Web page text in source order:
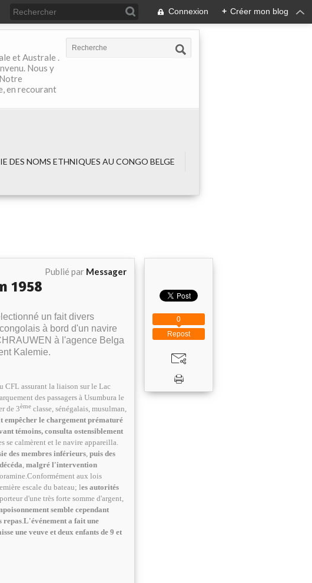
Connexion + Créer mon blog
et Australe .
Nous y
en recourant
DES NOMS ETHNIQUES AU CONGO BELGE
Publié par Messager
1958
un fait divers
à bord d'un navire
à l'agence Belga
Kalemie.
assurant la liaison sur le Lac
des passagers à Usumbura le
de 3ème classe, sénégalais, musulman,
empêcher le chargement prématuré
témoins, consulta ostensiblement
se calmèrent et le navire appareilla.
des membres inférieurs, puis des
, malgré l'intervention
aux lois
escale du bateau; les autorités
d'une très forte somme d'argent,
semble cependant
repas.L'événement a fait une
une veuve et deux enfants de 9 et
Repost
0